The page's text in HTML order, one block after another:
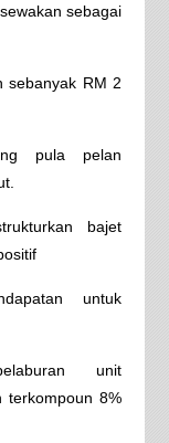
sebagai
sebanyak RM 2
pula pelan
bajet
untuk
unit
terkompoun 8%